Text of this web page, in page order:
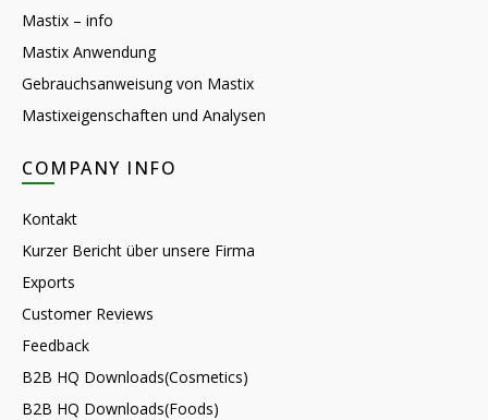
Mastix – info
Mastix Anwendung
Gebrauchsanweisung von Mastix
Mastixeigenschaften und Analysen
COMPANY INFO
Kontakt
Kurzer Bericht über unsere Firma
Exports
Customer Reviews
Feedback
B2B HQ Downloads(Cosmetics)
B2B HQ Downloads(Foods)